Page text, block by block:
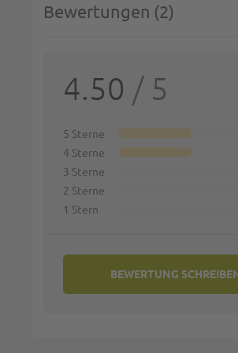
Bewertungen 2
4.50 / 5
5 Sterne
4 Sterne
3 Sterne
2 Sterne
1 Stern
BEWERTUNG